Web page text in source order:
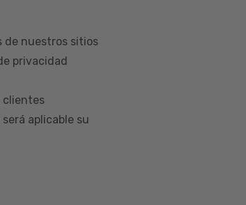
de nuestros sitios
privacidad
clientes
aplicable su